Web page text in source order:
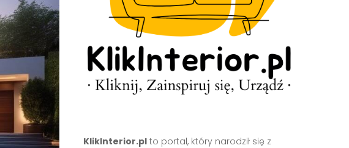
KlikInterior.plto portal, który narodził się z